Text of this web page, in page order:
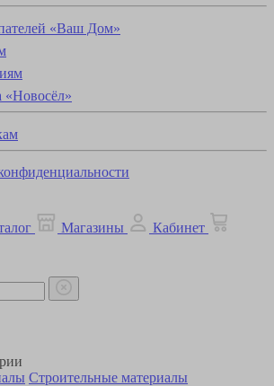
«Ваш Дом»
Магазины
Кабинет
Строительные материалы